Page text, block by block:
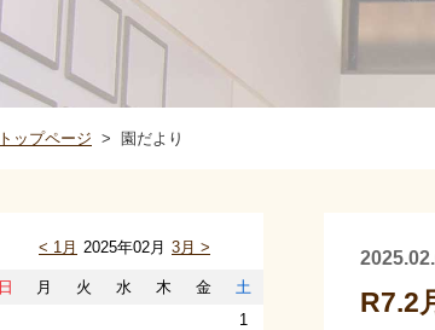
トップページ 園だより
R7.2
< 1月 2025年02月 3月 >
日 月 火 水 木 金
土
1